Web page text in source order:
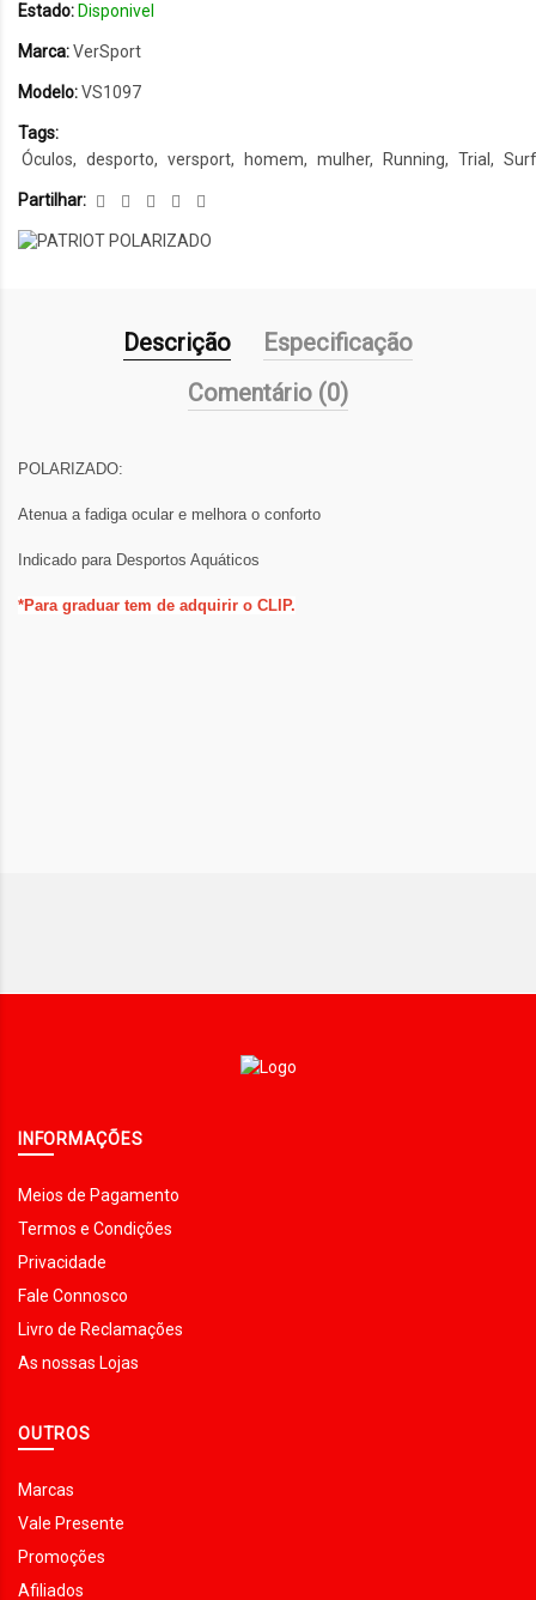
Estado: Disponivel
Marca:VerSport
Modelo:VS1097
Tags:
Óculos
desporto versport homem mulher Running Trial Surf
Partilhar:
Descrição
Especificação
Comentário (0)
POLARIZADO:
Atenua a fadiga ocular e melhora o conforto
Indicado para Desportos Aquáticos
*Para graduar tem de adquirir o CLIP.
INFORMAÇÕES
Meios de Pagamento
Termos e Condições
Privacidade
Fale Connosco
Livro de Reclamações
As nossas Lojas
OUTROS
Marcas
Vale Presente
Promoções
Afiliados